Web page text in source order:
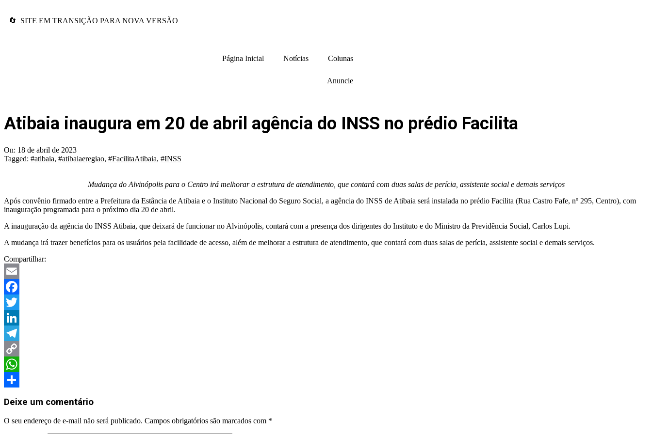
🔄 SITE EM TRANSIÇÃO PARA NOVA VERSÃO
Página Inicial Notícias Colunas
Anuncie
Atibaia inaugura em 20 de abril agência do INSS no prédio Facilita
On: 18 de abril de 2023
Tagged: #atibaia, #atibaiaeregiao, #FacilitaAtibaia, #INSS
Mudança do Alvinópolis para o Centro irá melhorar a estrutura de atendimento, que contará com duas salas de perícia, assistente social e demais serviços
Após convênio firmado entre a Prefeitura da Estância de Atibaia e o Instituto Nacional do Seguro Social, a agência do INSS de Atibaia será instalada no prédio Facilita (Rua Castro Fafe, nº 295, Centro), com
inauguração programada para o próximo dia 20 de abril.
A inauguração da agência do INSS Atibaia, que deixará de funcionar no Alvinópolis, contará com a presença dos dirigentes do Instituto e do Ministro da Previdência Social, Carlos Lupi.
A mudança irá trazer benefícios para os usuários pela facilidade de acesso, além de melhorar a estrutura de atendimento, que contará com duas salas de perícia, assistente social e demais serviços.
Compartilhar:
Email
Facebook
Twitter
LinkedIn
Telegram
Copy
Link
WhatsApp
Deixe um comentário
O seu endereço de e-mail não será publicado. Campos obrigatórios são marcados com *